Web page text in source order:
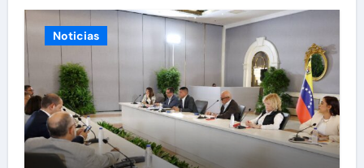
Noticias